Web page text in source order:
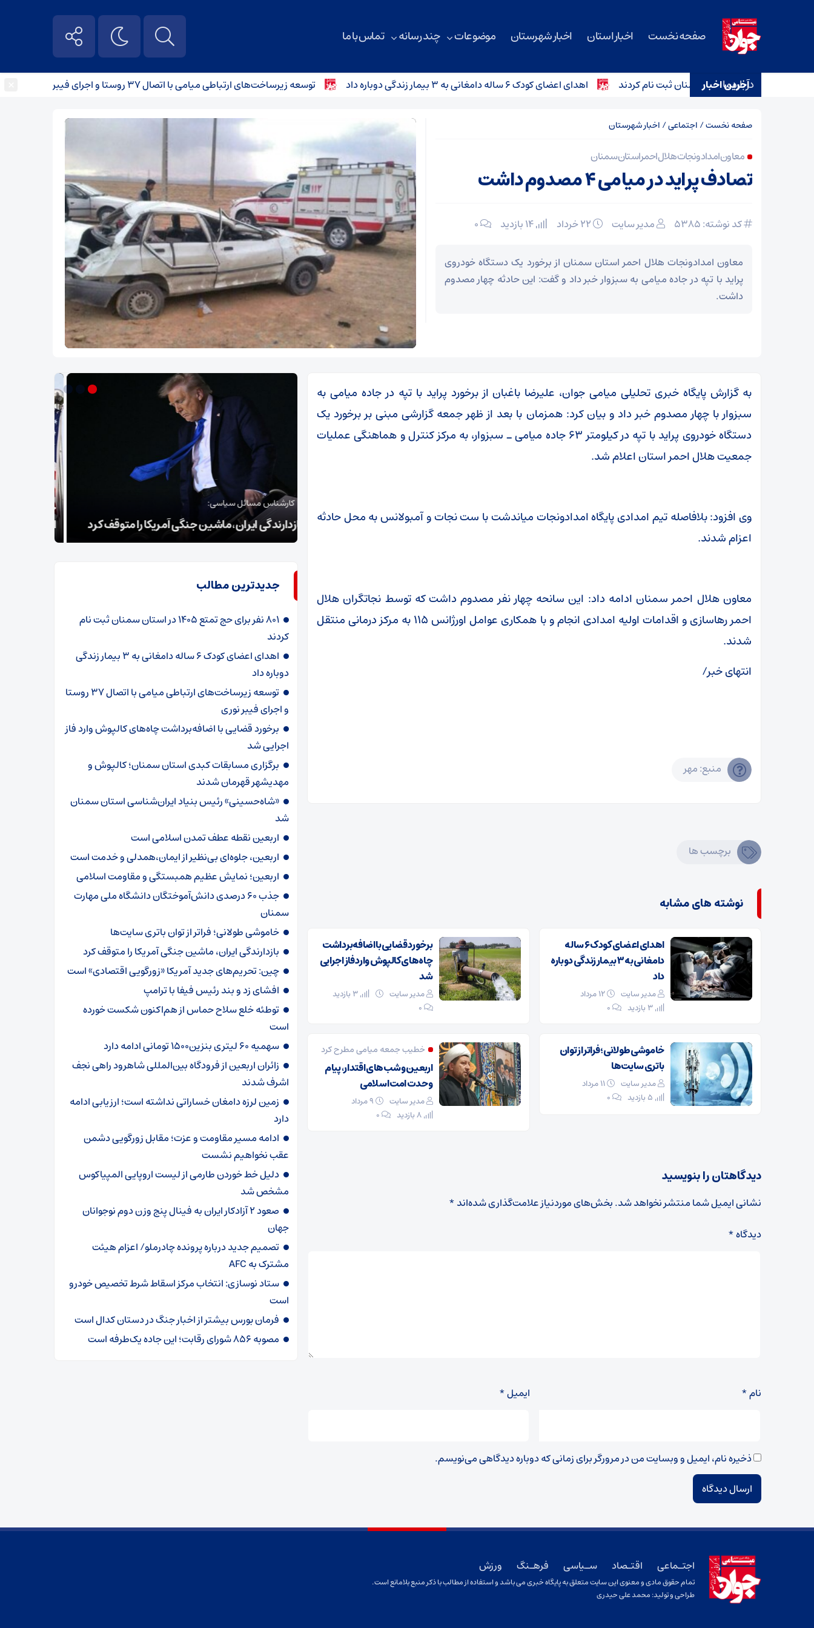
صفحه نخست اخبار استان اخبار شهرستان موضوعات چند رسانه تماس با ما
درباره ما
آخرین اخبار اهدای اعضای کودک ۶ ساله دامغانی به ۳ بیمار زندگی دوباره داد توسعه زیرساخت‌های ارتباطی میامی با اتصال ۳۷ روستا و اجرای فیبر نوری
صفحه نخست/ اجتماعی/ اخبار شهرستان
معاون امدادونجات هلال احمر استان سمنان
تصادف پراید در میامی ۴ مصدوم داشت
کد نوشته: 5385 مدیر سایت ۰
معاون امدادونجات هلال احمر استان سمنان از برخورد یک دستگاه خودروی
پراید با تپه در جاده میامی به سبزوار خبر داد و گفت: این حادثه چهار مصدوم
داشت.
به گزارش پایگاه خبری تحلیلی میامی جوان، علیرضا باغبان از برخورد پراید با تپه در جاده میامی به
سبزوار با چهار مصدوم خبر داد و بیان کرد: همزمان با بعد از ظهر جمعه گزارشی مبنی بر برخورد یک
دستگاه خودروی پراید با تپه در کیلومتر ۶۳ جاده میامی ـ سبزوار، به مرکز کنترل و هماهنگی عملیات
جمعیت هلال احمر استان اعلام شد.
وی افزود: بلافاصله تیم امدادی پایگاه امدادونجات میاندشت با ست نجات و آمبولانس به محل حادثه
اعزام شدند.
معاون هلال احمر سمنان ادامه داد: این سانحه چهار نفر مصدوم داشت که توسط نجاتگران هلال
احمر رهاسازی و اقدامات اولیه امدادی انجام و با همکاری عوامل اورژانس ۱۱۵ به مرکز درمانی منتقل
شدند.
انتهای خبر/
منبع: مهر
برچسب ها
نوشته های مشابه
اهدای اعضای کودک ۶ ساله
دامغانی به ۳ بیمار زندگی دوباره
داد
مدیر سایت
۰
برخورد قضایی با اضافه‌برداشت
چاه‌های کالپوش وارد فاز اجرایی
شد
مدیر سایت
3 بازدید
۰
خاموشی طولانی؛ فراتر از توان
باتری سایت‌ها
مدیر سایت
۰
خطیب جمعه میامی مطرح کرد
اربعین و شب‌های اقتدار، پیام
وحدت امت اسلامی
مدیر سایت
8 بازدید
۰
دیدگاهتان را بنویسید
نشانی ایمیل شما منتشر نخواهد شد.بخش‌های موردنیاز علامت‌گذاری شده‌اند*
دیدگاه*
نام* ایمیل*
ذخیره نام، ایمیل و وبسایت من در مرورگر برای زمانی که دوباره دیدگاهی می‌نویسم.
توطئه خلع سلاح حماس از هم‌اکنون شکست خورده
بازدارندگی ایران، ماشین جنگی آمریکا را متوقف کرد
چین: تحریم‌های جدید آمریکا «زورگویی اقتصادی»
است
جدیدترین مطالب
۸۰۱ نفر برای حج تمتع ۱۴۰۵ در استان سمنان ثبت نام
کردند
اهدای اعضای کودک ۶ ساله دامغانی به ۳ بیمار زندگی
دوباره داد
توسعه زیرساخت‌های ارتباطی میامی با اتصال ۳۷ روستا
و اجرای فیبر نوری
برخورد قضایی با اضافه‌برداشت چاه‌های کالپوش وارد فاز
اجرایی شد
برگزاری مسابقات کبدی استان سمنان؛ کالپوش و
مهدیشهر قهرمان شدند
«شاه‌حسینی» رئیس بنیاد ایران‌شناسی استان سمنان
شد
اربعین نقطه عطف تمدن اسلامی است
اربعین، جلوه‌ای بی‌نظیر از ایمان،همدلی و خدمت است
اربعین؛ نمایش عظیم همبستگی و مقاومت اسلامی
جذب ۶۰ درصدی دانش‌آموختگان دانشگاه ملی مهارت
سمنان
خاموشی طولانی؛ فراتر از توان باتری سایت‌ها
بازدارندگی ایران، ماشین جنگی آمریکا را متوقف کرد
چین: تحریم‌های جدید آمریکا «زورگویی اقتصادی» است
افشای زد و بند رئیس فیفا با ترامپ
توطئه خلع سلاح حماس از هم‌اکنون شکست خورده
است
سهمیه ۶۰ لیتری بنزین۱۵۰۰ تومانی ادامه دارد
زائران اربعین از فرودگاه بین‌المللی شاهرود راهی نجف
اشرف شدند
زمین لرزه دامغان خساراتی نداشته است؛ ارزیابی ادامه
دارد
ادامه مسیر مقاومت و عزت؛ مقابل زورگویی دشمن
عقب نخواهیم نشست
دلیل خط خوردن طارمی از لیست اروپایی المپیاکوس
مشخص شد
صعود ۲ آزادکار ایران به فینال پنج وزن دوم نوجوانان
جهان
تصمیم جدید درباره پرونده چادرملو/ اعزام هیئت
مشترک به AFC
ستاد نوسازی: انتخاب مرکز اسقاط شرط تخصیص خودرو
است
فرمان بورس بیشتر از اخبار جنگ در دستان کدال است
مصوبه ۸۵۶ شورای رقابت؛ این جاده یک‌طرفه است
اجتـماعی اقتـصاد سـیاسی فرهـنگ ورزش
تمام حقوق مادی و معنوی این سایت متعلق به پایگاه خبری می باشد و استفاده از مطالب با ذکر منبع بلامانع است.
طراحی و تولید:محمد علی حیدری